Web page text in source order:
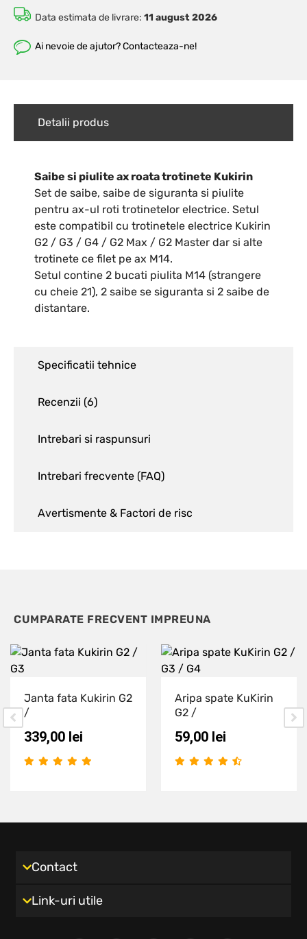
Data estimata de livrare: 11 august 2026
Ai nevoie de ajutor? Contacteaza-ne!
Detalii produs
Specificatii tehnice
Recenzii (6)
Intrebari si raspunsuri
Intrebari frecvente (FAQ)
Avertismente & Factori de risc
Saibe si piulite ax roata trotinete Kukirin
Set de saibe, saibe de siguranta si piulite
pentru ax-ul roti trotinetelor electrice. Setul
este compatibil cu trotinetele electrice Kukirin
G2 / G3 / G4 / G2 Max / G2 Master dar si alte
trotinete ce filet pe ax M14.
Setul contine 2 bucati piulita M14 (strangere
cu cheie 21), 2 saibe se siguranta si 2 saibe de
distantare.
CUMPARATE FRECVENT IMPREUNA
Janta fata Kukirin G2
/
339,00 lei
Aripa spate KuKirin
G2 /
59,00 lei
Contact
Link-uri utile